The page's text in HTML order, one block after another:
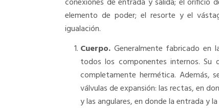
conexiones de entrada y salida; el orificio
elemento de poder; el resorte y el
igualación.
Cuerpo. Generalmente fabricado
todos los componentes internos. Su
completamente hermética. Además,
válvulas de expansión: las rectas, en
y las angulares, en donde la entrada y